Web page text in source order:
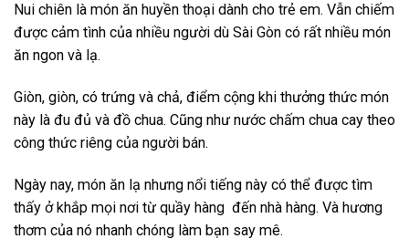
Nui chiên là món ăn huyền thoại dành cho trẻ em. Vẫn chiếm
được cảm tình của nhiều người dù Sài Gòn có rất nhiều món
ăn ngon và lạ.
Giòn, giòn, có trứng và chả, điểm cộng khi thưởng thức món
này là đu đủ và đồ chua. Cũng như nước chấm chua cay theo
công thức riêng của người bán.
Ngày nay, món ăn lạ nhưng nổi tiếng này có thể được tìm
thấy ở khắp mọi nơi từ quầy hàng đến nhà hàng. Và hương
thơm của nó nhanh chóng làm bạn say mê.